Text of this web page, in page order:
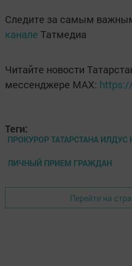
Следите за самым
канале Татмедиа
Читайте новости
мессенджере MАХ:
Теги:
ПРОКУРОР ТАТАРСТАНА
ЛИЧНЫЙ ПРИЕМ ГРАЖДАН
Перейти на